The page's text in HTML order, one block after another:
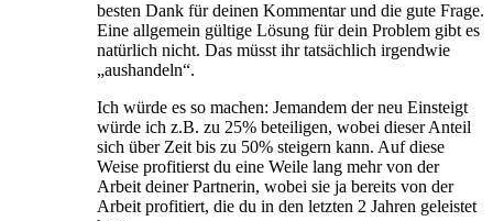
besten Dank für deinen Kommentar und die gute Frage.
Eine allgemein gültige Lösung für dein Problem gibt es
natürlich nicht. Das müsst ihr tatsächlich irgendwie
„aushandeln“.
Ich würde es so machen: Jemandem der neu Einsteigt
würde ich z.B. zu 25% beteiligen, wobei dieser Anteil
sich über Zeit bis zu 50% steigern kann. Auf diese
Weise profitierst du eine Weile lang mehr von der
Arbeit deiner Partnerin, wobei sie ja bereits von der
Arbeit profitiert, die du in den letzten 2 Jahren geleistet